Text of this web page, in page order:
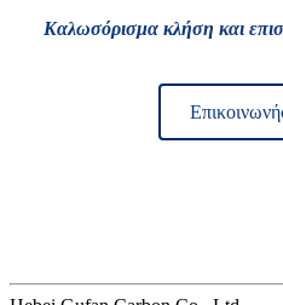
Καλωσόρισμα κλήση και